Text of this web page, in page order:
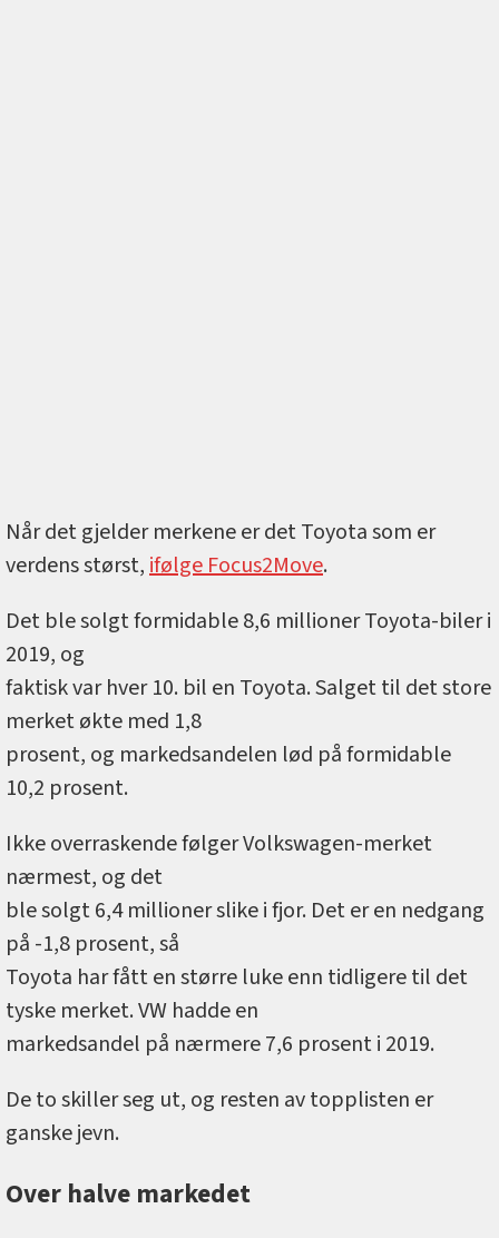
Når det gjelder merkene er det Toyota som er
verdens størst,ifølge Focus2Move.
Det ble solgt formidable 8,6 millioner Toyota-biler i
2019, og
faktisk var hver 10. bil en Toyota. Salget til det store
merket økte med 1,8
prosent, og markedsandelen lød på formidable
10,2 prosent.
Ikke overraskende følger Volkswagen-merket
nærmest, og det
ble solgt 6,4 millioner slike i fjor. Det er en nedgang
på -1,8 prosent, så
Toyota har fått en større luke enn tidligere til det
tyske merket. VW hadde en
markedsandel på nærmere 7,6 prosent i 2019.
De to skiller seg ut, og resten av topplisten er
ganske jevn.
Over halve markedet